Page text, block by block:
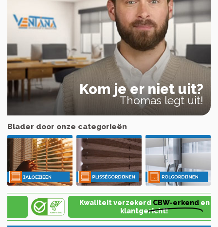
Kom je er niet uit?
Thomas legt uit!
Blader door onze categorieën
Kwaliteit verzekerd CBW-erkend en
klantgericht!